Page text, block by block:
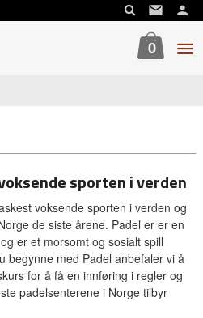
0
sporten i verden
voksende sporten i verden og
de siste årene. Padel er er en
er et morsomt og sosialt spill
begynne med Padel anbefaler vi å
for å få en innføring i regler og
padelsenterene i Norge tilbyr